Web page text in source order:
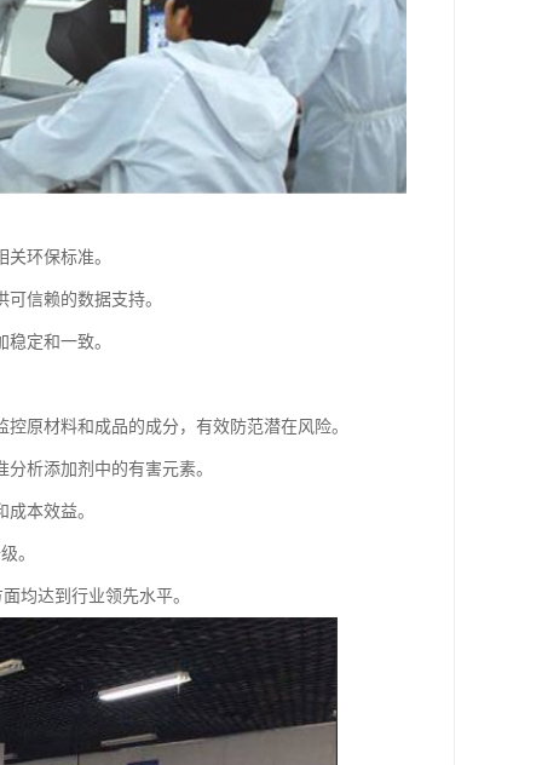
环保标准。
信赖的数据支持。
定和一致。
原材料和成品的成分，有效防范潜在风险。
析添加剂中的有害元素。
本效益。
。
均达到行业领先水平。